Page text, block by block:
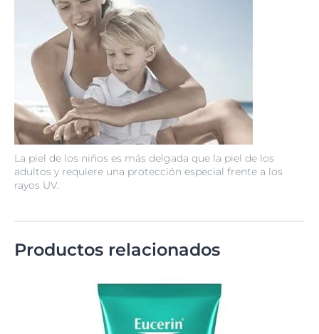
La piel de los niños es más delgada que la piel de los
adultos y requiere una protección especial frente a los
rayos UV.
Productos relacionados